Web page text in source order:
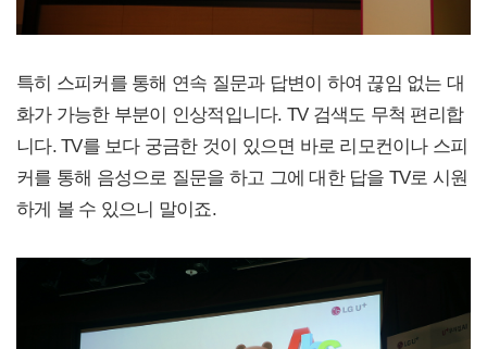
특히 스피커를 통해 연속 질문과 답변이 하여 끊임 없는 대
화가 가능한 부분이 인상적입니다. TV 검색도 무척 편리합
니다. TV를 보다 궁금한 것이 있으면 바로 리모컨이나 스피
커를 통해 음성으로 질문을 하고 그에 대한 답을 TV로 시원
하게 볼 수 있으니 말이죠.